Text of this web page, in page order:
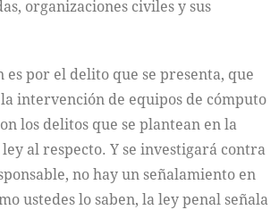
organizaciones civiles y sus
es por el delito que se presenta, que
intervención de equipos de cómputo
los delitos que se plantean en la
al respecto. Y se investigará contra
no hay un señalamiento en
ustedes lo saben, la ley penal señala